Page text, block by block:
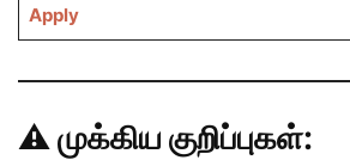
Apply
⚠️ முக்கிய குறிப்புகள்: